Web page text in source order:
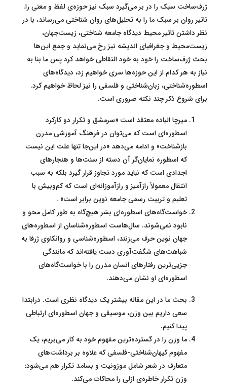
ژرف‌ساخت سبک را در بر می‌گیرد سبک نیز حوزه‌ی لفظ و معنی را.
تاثیر روان بر سبک ما را به تحلیل‌های روان شناختی می‌رساند، با در
نظر داشتن تاثیر محیط دیدگاه جامعه شناختی، زیست‌جهان،
زیست‌محیط و جغرافیای اندیشه نیز رخ می‌نماید و جمع این‌ها
بحث ژرف‌ساخت را خود به خود التقاطی خواهد کرد پس ما بنا به
نیاز به هر کدام از این حوزه‌ها سری خواهیم زد، دیدگاه‌های
اسطوره‌شناختی، زبان‌شناختی و فلسفی را نیز لحاظ خواهیم کرد.
برای شروع ذکر چند نکته ضروری است.
میرچا الیاده معتقد است «سرمشق و تکرار دو کارکرد
اسطوره‌ای است که می‌توان در فرهنگ آموزشی مدرن
بازشناخت» و ادامه می‌دهد «در این‌جا تنها علت این نیست
که اسطوره نمایان‌گر آن دسته از سنت‌ها و هنجارهای
اجدادی است که نباید مورد تجاوز قرار گیرد بلکه به سبب
انتقال معمولاً رازآمیز و رازآموزانه‌ای است که کم‌و‌بیش با
تعلیم و تربیت رسمی جامعه نوین برابر است» .
خواست‌گاه‌های اسطوره‌ای بشر هیچ‌گاه به طور کامل محو و
نابود نمی‌شوند. سال‌هاست اسطوره‌شناسان از اسطوره‌های
جهان نوین حرف می‌زنند، اسطوره‌شناسی و روانکاوی ژرفا به
شباهت‌های شگفت‌آوری دست یافته‌‌اند که مانندگی
جزیی‌ترین رفتارهای انسان مدرن را با خواست‌گاه‌های
اسطوره‌ای او نشان می‌دهند.
بحث ما در این مقاله بیشتر یک دیدگاه نظری است. درابتدا
سعی داریم بین وزن، موسیقی و جهان اسطوره‌ای ارتباطی
پیدا کنیم.
ما وزن را در گسترده‌ترین مفهوم خود به کار می‌بریم، یک
مفهوم کیهان‌شناختی-فلسفی که علاوه بر برداشت‌های
متعارف در شعر شامل موزونیت و بسامد تکرار هم می‌شود؛
وزن تکرار خاطره‌ی ازلی را محاکات می‌‌کند.